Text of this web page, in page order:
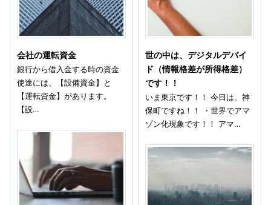
会社の運転資金
銀行から借入金する時の資金
使途には、【設備資金】と
【運転資金】があります。
【設…
世の中は、デジタルデバイ
ド（情報格差が所得格差）
です！！
いま東京です！！ 今日は、神
保町ですね！！ ・世界でアマ
ゾン化現象です！！ アマ…